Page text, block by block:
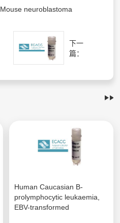
Mouse neuroblastoma
下一
篇：
Human Caucasian B-
prolymphocytic leukaemia,
EBV-transformed